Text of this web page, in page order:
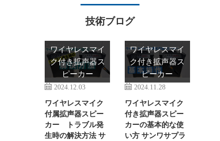
技術ブログ
ワイヤレスマイ
ク付き拡声器ス
ピーカー
2024.12.03
ワイヤレスマイク
付属拡声器スピー
カー トラブル発
生時の解決方法 サ
ワイヤレスマイ
ク付き拡声器ス
ピーカー
2024.11.28
ワイヤレスマイク
付き拡声器スピー
カーの基本的な使
い方 サンワサプラ